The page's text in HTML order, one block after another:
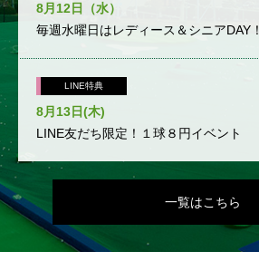
8月12日（水）
毎週水曜日はレディース＆シニアDAY！
LINE特典
8月13日(木)
LINE友だち限定！１球８円イベント
一覧はこちら